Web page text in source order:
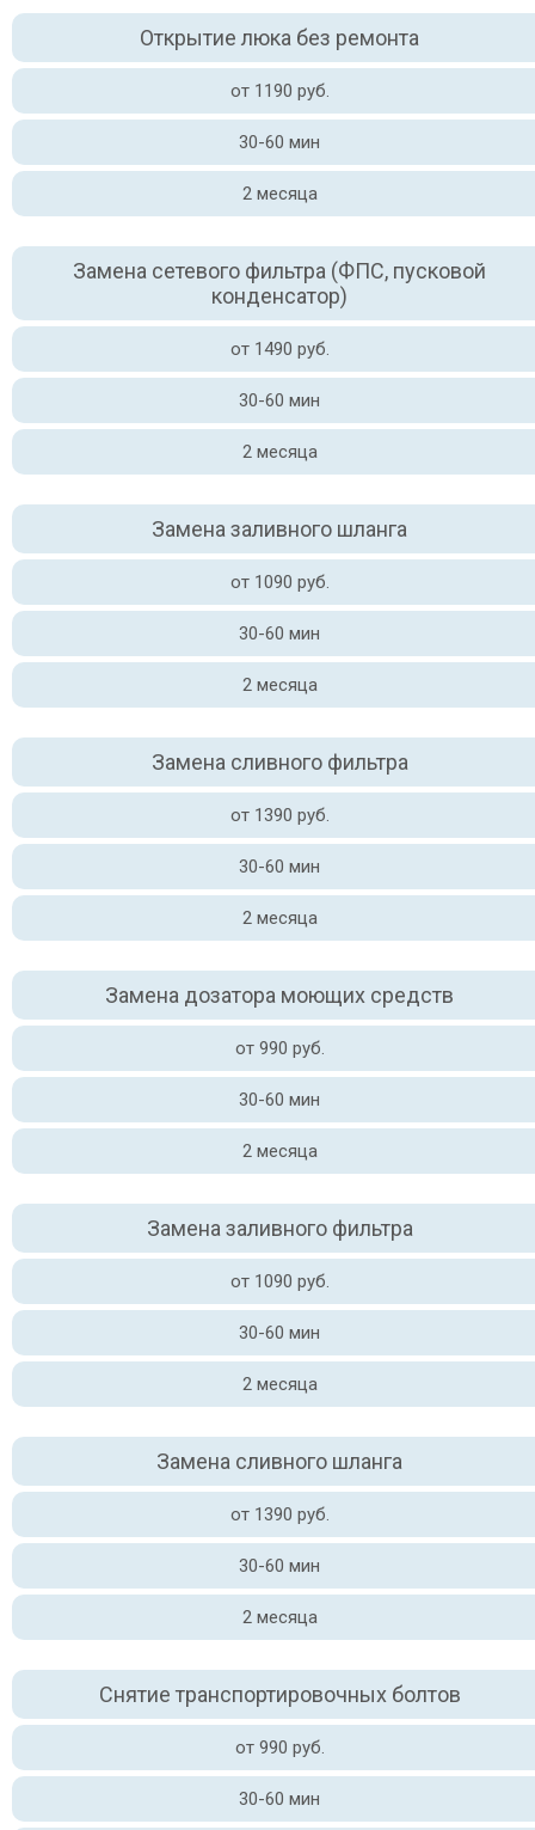
Открытие люка без ремонта
от 1190 руб.
30-60 мин
2 месяца
Замена сетевого фильтра (ФПС, пусковой
конденсатор)
от 1490 руб.
30-60 мин
2 месяца
Замена заливного шланга
от 1090 руб.
30-60 мин
2 месяца
Замена сливного фильтра
от 1390 руб.
30-60 мин
2 месяца
Замена дозатора моющих средств
от 990 руб.
30-60 мин
2 месяца
Замена заливного фильтра
от 1090 руб.
30-60 мин
2 месяца
Замена сливного шланга
от 1390 руб.
30-60 мин
2 месяца
Снятие транспортировочных болтов
от 990 руб.
30-60 мин